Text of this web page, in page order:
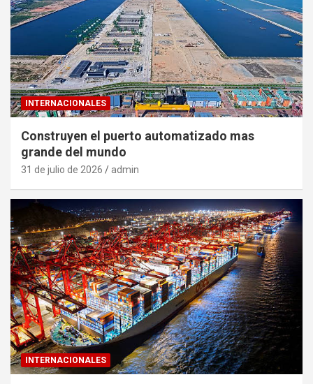
INTERNACIONALES
Construyen el puerto automatizado mas
grande del mundo
31 de julio de 2026 admin
INTERNACIONALES